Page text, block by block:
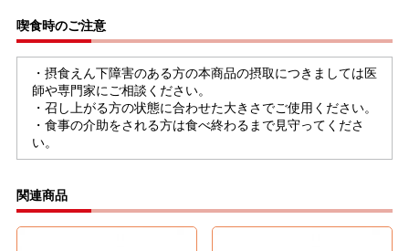
喫食時のご注意
・摂食えん下障害のある方の本商品の摂取につきましては医
師や専門家にご相談ください。
・召し上がる方の状態に合わせた大きさでご使用ください。
・食事の介助をされる方は食べ終わるまで見守ってくださ
い。
関連商品